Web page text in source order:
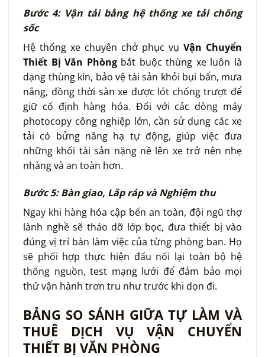
Bước 4: Vận tải bằng hệ thống xe tải chống
sốc
Hệ thống xe chuyên chở phục vụ Vận Chuyển
Thiết Bị Văn Phòngbắt buộc thùng xe luôn là
dạng thùng kín, bảo vệ tài sản khỏi bụi bẩn, mưa
nắng, đồng thời sàn xe được lót chống trượt để
giữ cố định hàng hóa. Đối với các dòng máy
photocopy công nghiệp lớn, cần sử dụng các xe
tải có bửng nâng hạ tự động, giúp việc đưa
những khối tài sản nặng nề lên xe trở nên nhẹ
nhàng và an toàn hơn.
Bước 5: Bàn giao, Lắp ráp và Nghiệm thu
Ngay khi hàng hóa cập bến an toàn, đội ngũ thợ
lành nghề sẽ tháo dỡ lớp bọc, đưa thiết bị vào
đúng vị trí bàn làm việc của từng phòng ban. Họ
sẽ phối hợp thực hiện đấu nối lại toàn bộ hệ
thống nguồn, test mạng lưới để đảm bảo mọi
thứ vận hành trơn tru như trước khi dọn đi.
BẢNG SO SÁNH GIỮA TỰ LÀM VÀ
THUÊ DỊCH VỤ VẬN CHUYỂN
THIẾT BỊ VĂN PHÒNG